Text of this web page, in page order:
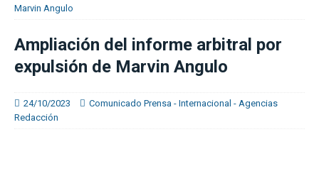
Marvin Angulo
Ampliación del informe arbitral por
expulsión de Marvin Angulo
24/10/2023
Comunicado Prensa - Internacional - Agencias
Redacción